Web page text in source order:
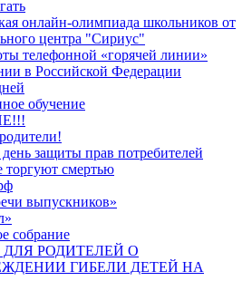
онлайн-олимпиада школьников от
центра "Сириус"
телефонной «горячей линии»
в Российской Федерации
обучение
защиты прав потребителей
торгуют смертью
выпускников»
собрание
РОДИТЕЛЕЙ О
ГИБЕЛИ ДЕТЕЙ НА